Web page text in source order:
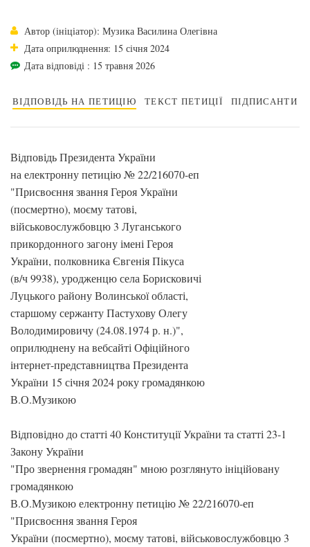
Автор (ініціатор): Музика Василина Олегівна
Дата оприлюднення: 15 січня 2024
Дата відповіді : 15 травня 2026
ВІДПОВІДЬ НА ПЕТИЦІЮ ТЕКСТ ПЕТИЦІЇ ПІДПИСАНТИ
Відповідь Президента України
на електронну петицію № 22/216070-еп
"Присвоєння звання Героя України
(посмертно), моєму татові,
військовослужбовцю 3 Луганського
прикордонного загону імені Героя
України, полковника Євгенія Пікуса
(в/ч 9938), уродженцю села Борисковичі
Луцького району Волинської області,
старшому сержанту Пастухову Олегу
Володимировичу (24.08.1974 р. н.)",
оприлюднену на вебсайті Офіційного
інтернет-представництва Президента
України 15 січня 2024 року громадянкою
В.О.Музикою
Відповідно до статті 40 Конституції України та статті 23-1
Закону України
"Про звернення громадян" мною розглянуто ініційовану
громадянкою
В.О.Музикою електронну петицію № 22/216070-еп
"Присвоєння звання Героя
України (посмертно), моєму татові, військовослужбовцю 3